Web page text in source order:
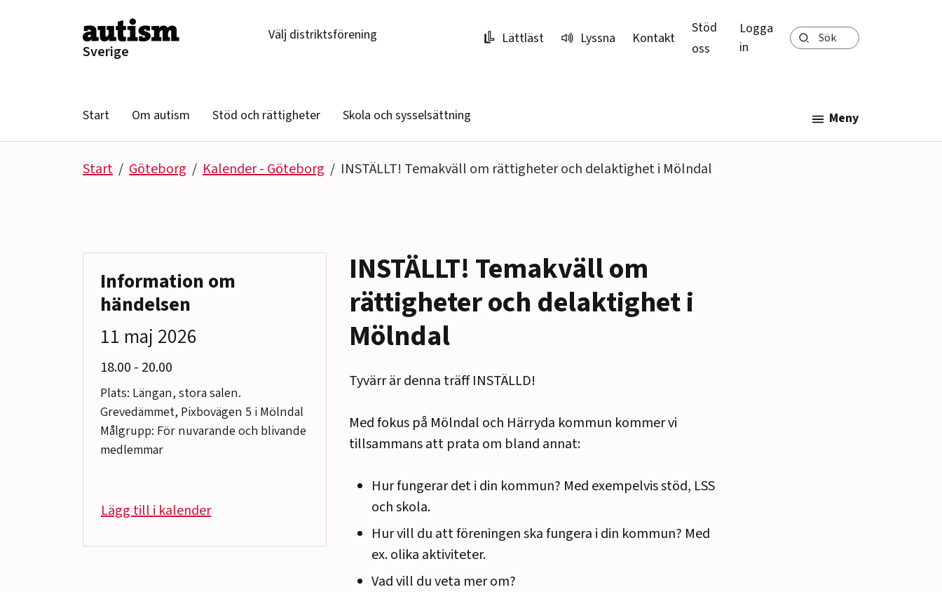
Sverige
Välj distriktsförening Lättläst Lyssna Kontakt
Stöd
oss
Logga
in
Sök
Start Om autism Stöd och rättigheter Skola och sysselsättning Meny
Start Göteborg Kalender - Göteborg INSTÄLLT! Temakväll om rättigheter och delaktighet i Mölndal
INSTÄLLT! Temakväll om
rättigheter och delaktighet i
Mölndal
Tyvärr är denna träff INSTÄLLD!
Med fokus på Mölndal och Härryda kommun kommer vi
tillsammans att prata om bland annat:
Hur fungerar det i din kommun? Med exempelvis stöd, LSS
och skola.
Hur vill du att föreningen ska fungera i din kommun? Med
ex. olika aktiviteter.
Vad vill du veta mer om?
Information om
händelsen
11 maj 2026
18.00 till
- 20.00
Plats: Längan, stora salen.
Grevedämmet, Pixbovägen 5 i Mölndal
Målgrupp: För nuvarande och blivande
medlemmar
Lägg till i kalender